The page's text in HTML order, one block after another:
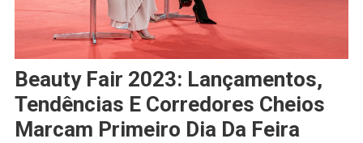
Beauty Fair 2023: Lançamentos,
Tendências E Corredores Cheios
Marcam Primeiro Dia Da Feira